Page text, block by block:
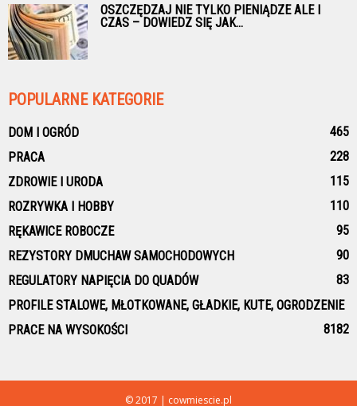
OSZCZĘDZAJ NIE TYLKO PIENIĄDZE ALE I
CZAS – DOWIEDZ SIĘ JAK...
POPULARNE KATEGORIE
DOM I OGRÓD
465
PRACA
228
ZDROWIE I URODA
115
ROZRYWKA I HOBBY
110
RĘKAWICE ROBOCZE
95
REZYSTORY DMUCHAW SAMOCHODOWYCH
90
REGULATORY NAPIĘCIA DO QUADÓW
83
PROFILE STALOWE, MŁOTKOWANE, GŁADKIE, KUTE, OGRODZENIE
82
PRACE NA WYSOKOŚCI 81
© 2017 | cowmiescie.pl